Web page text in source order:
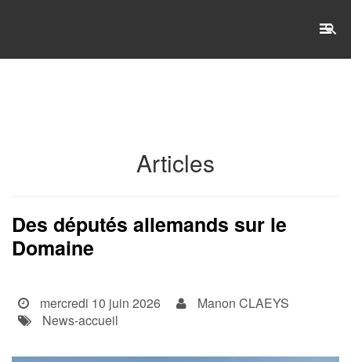
Articles
Des députés allemands sur le
Domaine
mercredi 10 juin 2026
Manon CLAEYS
News-accueil
L'établissement
Taxe d'apprentissage